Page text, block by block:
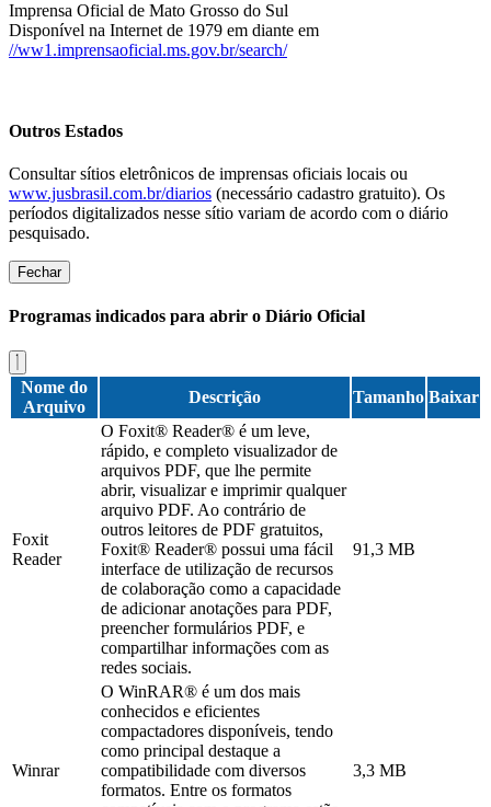
Imprensa Oficial de Mato Grosso do Sul
Disponível na Internet de 1979 em diante em
//ww1.imprensaoficial.ms.gov.br/search/
Outros Estados
Consultar sítios eletrônicos de imprensas oficiais locais ou
www.jusbrasil.com.br/diarios (necessário cadastro gratuito). Os
períodos digitalizados nesse sítio variam de acordo com o diário
pesquisado.
Fechar
Programas indicados para abrir o Diário Oficial
Nome do
Arquivo
Descrição Tamanho Baixar
Foxit
Reader
O Foxit® Reader® é um leve,
rápido, e completo visualizador de
arquivos PDF, que lhe permite
abrir, visualizar e imprimir qualquer
arquivo PDF. Ao contrário de
outros leitores de PDF gratuitos,
Foxit® Reader® possui uma fácil
interface de utilização de recursos
de colaboração como a capacidade
de adicionar anotações para PDF,
preencher formulários PDF, e
compartilhar informações com as
redes sociais.
91,3 MB
Winrar
O WinRAR® é um dos mais
conhecidos e eficientes
compactadores disponíveis, tendo
como principal destaque a
compatibilidade com diversos
formatos. Entre os formatos
3,3 MB